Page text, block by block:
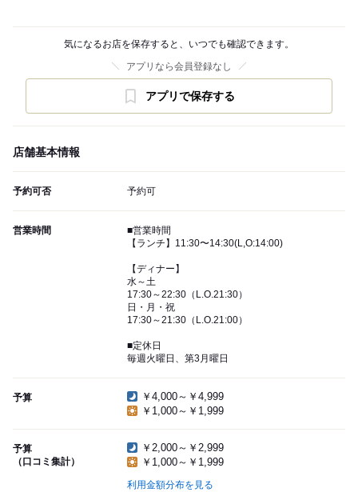
気になるお店を保存すると、いつでも確認できます。
アプリなら会員登録なし
アプリで保存する
店舗基本情報
予約可否 予約可
営業時間
■営業時間
【ランチ】11:30〜14:30(L,O:14:00)
【ディナー】
水～土
17:30～22:30（L.O.21:30）
日・月・祝
17:30～21:30（L.O.21:00）
■定休日
毎週火曜日、第3月曜日
予算
￥4,000～￥4,999
￥1,000～￥1,999
予算
（口コミ集計）
￥2,000～￥2,999
￥1,000～￥1,999
利用金額分布を見る